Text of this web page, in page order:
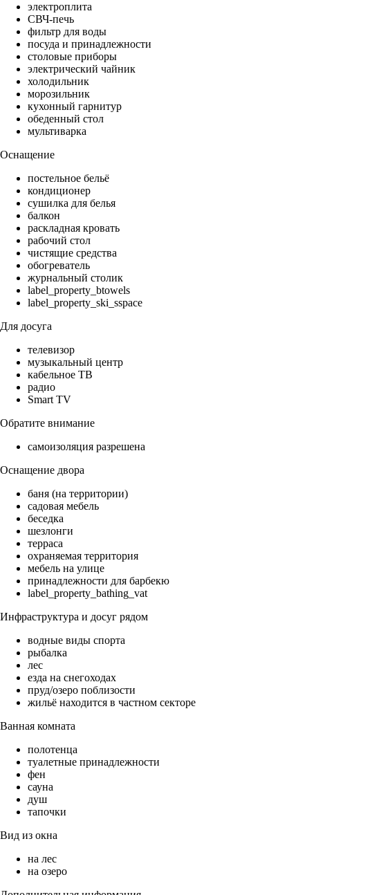
электроплита
СВЧ-печь
фильтр для воды
посуда и принадлежности
столовые приборы
электрический чайник
холодильник
морозильник
кухонный гарнитур
обеденный стол
мультиварка
Оснащение
постельное бельё
кондиционер
сушилка для белья
балкон
раскладная кровать
рабочий стол
чистящие средства
обогреватель
журнальный столик
label_property_btowels
label_property_ski_sspace
Для досуга
телевизор
музыкальный центр
кабельное ТВ
радио
Smart TV
Обратите внимание
самоизоляция разрешена
Оснащение двора
баня (на территории)
садовая мебель
беседка
шезлонги
терраса
охраняемая территория
мебель на улице
принадлежности для барбекю
label_property_bathing_vat
Инфраструктура и досуг рядом
водные виды спорта
рыбалка
лес
езда на снегоходах
пруд/озеро поблизости
жильё находится в частном секторе
Ванная комната
полотенца
туалетные принадлежности
фен
сауна
душ
тапочки
Вид из окна
на лес
на озеро